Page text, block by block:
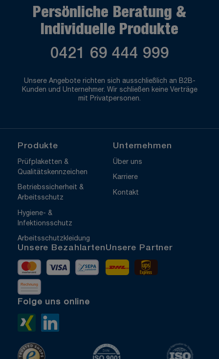
Persönliche Beratung &
Individuelle Produkte
0421 69 444 999
Unsere Angebote richten sich ausschließlich an B2B-
Kunden und Unternehmer. Wir schließen keine Verträge
mit Privatpersonen.
Produkte
Prüfplaketten &
Qualitätskennzeichen
Betriebssicherheit &
Arbeitsschutz
Hygiene- &
Infektionsschutz
Arbeitsschutzkleidung
Unternehmen
Über uns
Karriere
Kontakt
Unsere Bezahlarten
MastercardVisa Vorkasse
Rechnung
Unsere Partner
DHL
Folge uns online
Xing>
ISO 9001 zertifiziert